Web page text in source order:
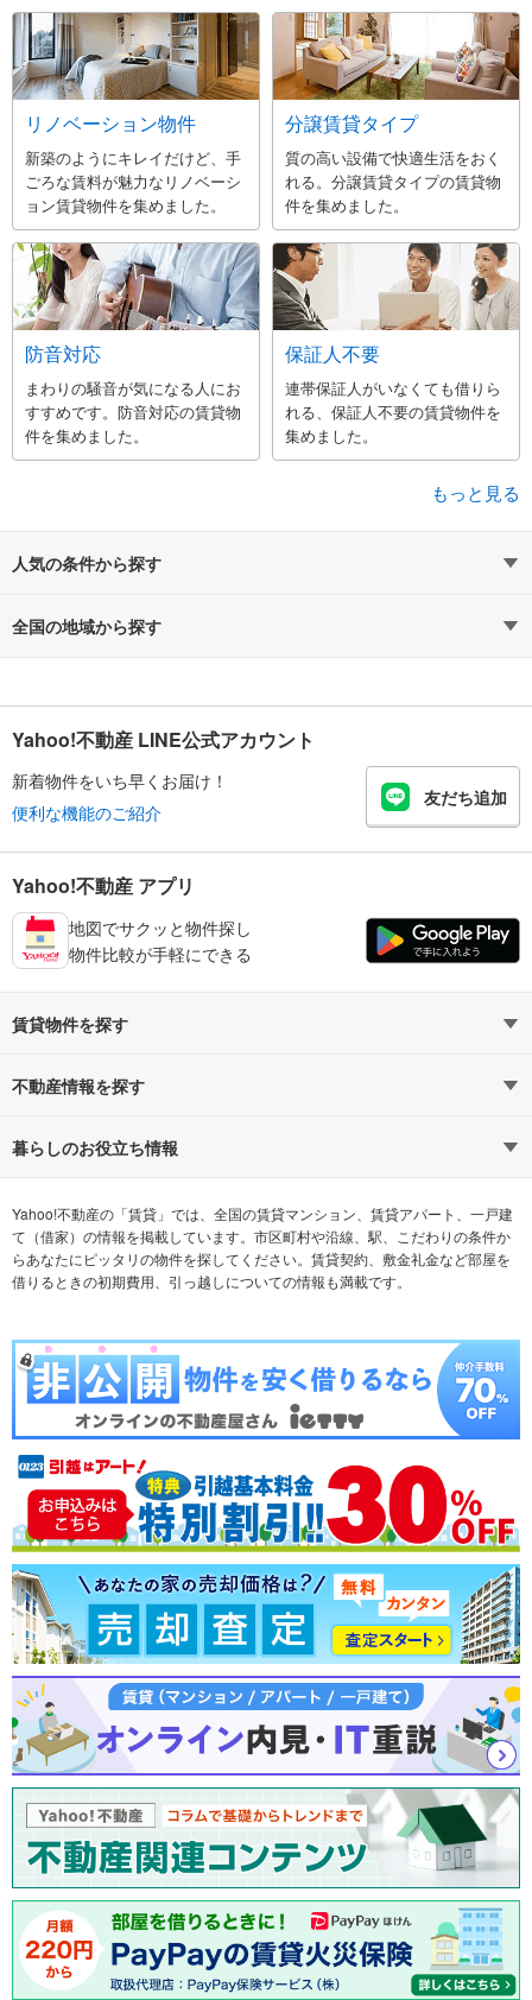
リノベーション物件
新築のようにキレイだけど、手
ごろな賃料が魅力なリノベーシ
ョン賃貸物件を集めました。
分譲賃貸タイプ
質の高い設備で快適生活をおく
れる。分譲賃貸タイプの賃貸物
件を集めました。
防音対応
まわりの騒音が気になる人にお
すすめです。防音対応の賃貸物
件を集めました。
保証人不要
連帯保証人がいなくても借りら
れる、保証人不要の賃貸物件を
集めました。
もっと見る
人気の条件から探す
全国の地域から探す
Yahoo!不動産 LINE公式アカウント
新着物件をいち早くお届け！
便利な機能のご紹介
友だち追加
Yahoo!不動産 アプリ
地図でサクッと物件探し
物件比較が手軽にできる
賃貸物件を探す
路線・駅から探す
通勤時間から探す
不動産会社から探す 希望の条件から探す
テーマから探す ランキングから探す
不動産情報を探す
不動産・住宅
新築マンション 中古マンション
新築一戸建て 中古一戸建て
注文住宅 土地
売却査定
暮らしのお役立ち情報
マンションカタログ 教えて！住まいの先生
Yahoo!不動産の「賃貸」では、全国の賃貸マンション、賃貸アパート、一戸建
て（借家）の情報を掲載しています。市区町村や沿線、駅、こだわりの条件か
らあなたにピッタリの物件を探してください。賃貸契約、敷金礼金など部屋を
借りるときの初期費用、引っ越しについての情報も満載です。